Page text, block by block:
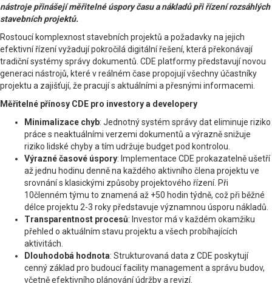
nástroje přinášejí měřitelné úspory času a nákladů při řízení rozsáhlých
stavebních projektů.
Rostoucí komplexnost stavebních projektů a požadavky na jejich
efektivní řízení vyžadují pokročilá digitální řešení, která překonávají
tradiční systémy správy dokumentů. CDE platformy představují novou
generaci nástrojů, které v reálném čase propojují všechny účastníky
projektu a zajišťují, že pracují s aktuálními a přesnými informacemi.
Měřitelné přínosy CDE pro investory a developery
Minimalizace chyb: Jednotný systém správy dat eliminuje riziko
práce s neaktuálními verzemi dokumentů a výrazně snižuje
riziko lidské chyby a tím udržuje budget pod kontrolou.
Výrazné časové úspory: Implementace CDE prokazatelně ušetří
až jednu hodinu denně na každého aktivního člena projektu ve
srovnání s klasickými způsoby projektového řízení. Při
10členném týmu to znamená až +50 hodin týdně, což při běžné
délce projektu 2-3 roky představuje významnou úsporu nákladů.
Transparentnost procesů: Investor má v každém okamžiku
přehled o aktuálním stavu projektu a všech probíhajících
aktivitách.
Dlouhodobá hodnota: Strukturovaná data z CDE poskytují
cenný základ pro budoucí facility management a správu budov,
včetně efektivního plánování údržby a revizí.